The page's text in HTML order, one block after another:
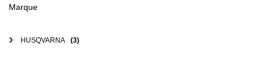
Marque
HUSQVARNA (3)